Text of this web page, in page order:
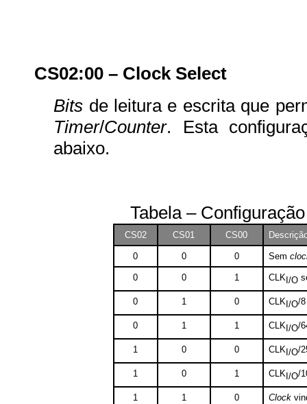
CS02:00 – Clock Select
Bits de leitura e escrita que
Timer/Counter. Esta
abaixo.
Tabela – Configuração
CS02 CS01 CS00
0 0 0 Sem
0 0 1 CLKI/O
0 1 0 CLKI/O/8
0 1 1 CLKI/O/
1 0 0 CLKI/O/
1 0 1 CLKI/O/
1 1 0 Clock